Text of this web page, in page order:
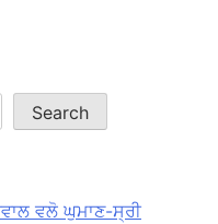
Search
ਵਲੋ ਘੁਮਾਣ-ਸ੍ਰੀ